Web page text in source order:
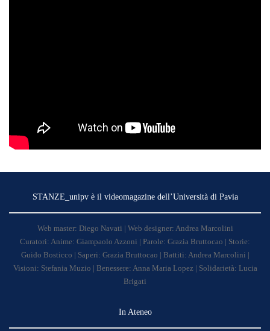
STANZE_unipv è il videomagazine dell’Università di Pavia
Web master: Diego Navati | Web designer: Andrea Marcolini
Curatori: Anime: Giampaolo Azzoni | Parole: Grazia Bruttocao | Storie:
Guido Bosticco | Saperi: Grazia Bruttocao | Battiti: Andrea Marcolini |
Visioni: Stefania Muzio | Benessere: Anna Maria Lopez | Solidarietà: Lucia
Brigati
In Ateneo